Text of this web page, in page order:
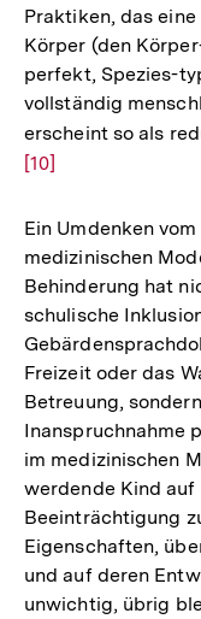
Praktiken, das
Körper (den
perfekt, Spezies-
vollständig
erscheint so als
[10]
Ein Umdenken
medizinischen
Behinderung hat
schulische
Freizeit oder das
Betreuung,
Inanspruchnahme
im medizinischen
werdende Kind
Beeinträchtigung
Eigenschaften,
und auf deren
unwichtig, übrig